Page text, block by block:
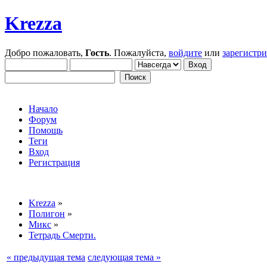
Krezza
Добро пожаловать, Гость. Пожалуйста, войдите или
Начало
Форум
Помощь
Теги
Вход
Регистрация
Krezza »
Полигон »
Микс »
Тетрадь Смерти.
« предыдущая тема следующая тема »